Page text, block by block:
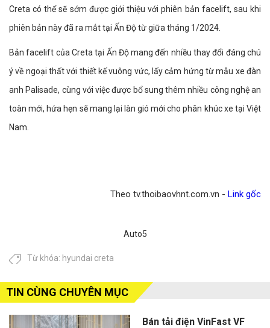
Creta có thể sẽ sớm được giới thiệu với phiên bản facelift, sau khi
phiên bản này đã ra mắt tại Ấn Độ từ giữa tháng 1/2024.
Bản facelift của Creta tại Ấn Độ mang đến nhiều thay đổi đáng chú
ý về ngoại thất với thiết kế vuông vức, lấy cảm hứng từ mẫu xe đàn
anh Palisade, cùng với việc được bổ sung thêm nhiều công nghệ an
toàn mới, hứa hẹn sẽ mang lại làn gió mới cho phân khúc xe tại Việt
Nam.
Theo tv.thoibaovhnt.com.vn - Link gốc
Auto5
Từ khóa: hyundai creta
TIN CÙNG CHUYÊN MỤC
Bán tải điện VinFast VF